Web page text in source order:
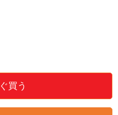
買う